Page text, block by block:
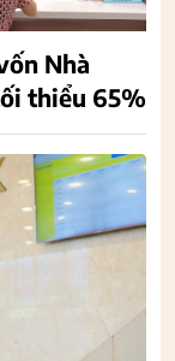
Nhà
thiểu 65%